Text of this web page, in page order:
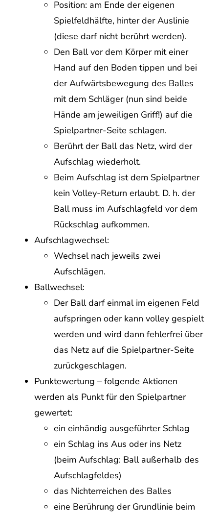
Position: am Ende der eigenen
Spielfeldhälfte, hinter der Auslinie
(diese darf nicht berührt werden).
Den Ball vor dem Körper mit einer
Hand auf den Boden tippen und bei
der Aufwärtsbewegung des Balles
mit dem Schläger (nun sind beide
Hände am jeweiligen Griff!) auf die
Spielpartner-Seite schlagen.
Berührt der Ball das Netz, wird der
Aufschlag wiederholt.
Beim Aufschlag ist dem Spielpartner
kein Volley-Return erlaubt. D. h. der
Ball muss im Aufschlagfeld vor dem
Rückschlag aufkommen.
Aufschlagwechsel:
Wechsel nach jeweils zwei
Aufschlägen.
Ballwechsel:
Der Ball darf einmal im eigenen Feld
aufspringen oder kann volley gespielt
werden und wird dann fehlerfrei über
das Netz auf die Spielpartner-Seite
zurückgeschlagen.
Punktewertung – folgende Aktionen
werden als Punkt für den Spielpartner
gewertet:
ein einhändig ausgeführter Schlag
ein Schlag ins Aus oder ins Netz
(beim Aufschlag: Ball außerhalb des
Aufschlagfeldes)
das Nichterreichen des Balles
eine Berührung der Grundlinie beim